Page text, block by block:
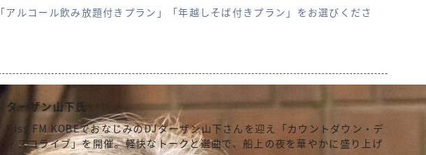
ルコール飲み放題付きプラン」「年越しそば付きプラン」をお選びくださ
ターザン山下氏
Kiss FM KOBEでおなじみのDJターザン山下さんを迎え「カウントダウン・デ
ィスコライブ」を開催。軽快なトークと選曲で、船上の夜を華やかに盛り上げ